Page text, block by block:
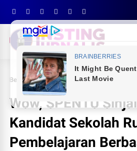
Beranda PENDIDIKAN Wow, SPENTU Sinjai Menjadi Kandidat
Wow, SPENTU
Kandidat Sekolah
Pembelajaran